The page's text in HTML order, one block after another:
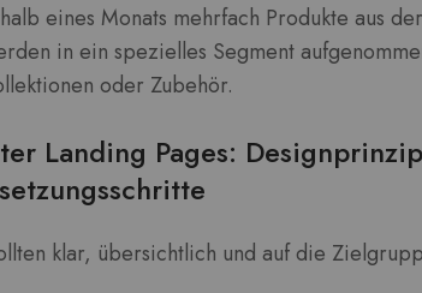
eines Monats mehrfach Produkte aus
in ein spezielles Segment
oder Zubehör.
Landing Pages:
klar, übersichtlich und auf die